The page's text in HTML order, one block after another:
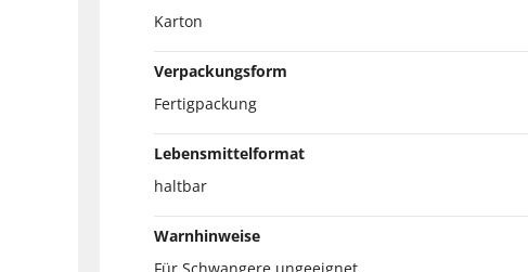
Karton
Verpackungsform
Fertigpackung
Lebensmittelformat
haltbar
Warnhinweise